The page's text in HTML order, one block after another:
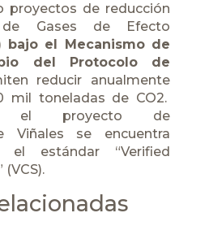
proyectos de reducción
Gases de Efecto
bajo el Mecanismo de
del Protocolo de
reducir anualmente
mil toneladas de CO2.
el proyecto de
Viñales se encuentra
el estándar “Verified